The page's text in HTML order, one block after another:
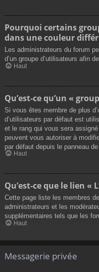
Pourquoi certains
dans une couleur
Les administrateurs du forum
d’un groupe d’utilisateurs afin
Haut
Qu’est-ce qu’un «
Si vous êtes membre de plus
d’utilisateurs par défaut est
et le rang qui vous sera
peuvent vous autoriser à
par défaut depuis le panneau
Haut
Qu’est-ce que le lien «
Cette page liste les membres
administrateurs et les
supplémentaires tels que les
Haut
Messagerie privée